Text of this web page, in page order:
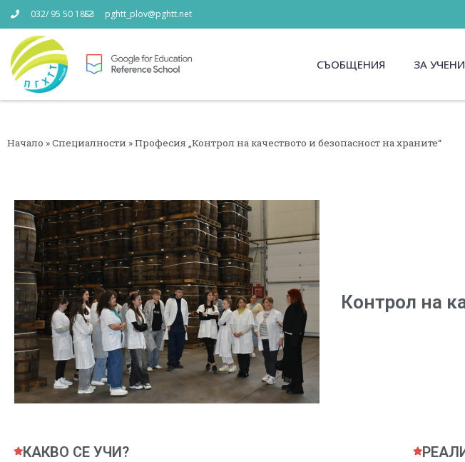
032/ 95 50 18 pghtt_plov@pghtt.net
СЪОБЩЕНИЯ ЗА
Начало »Специалности »Професия „Контрол на качеството и безопасност на храните“
Контрол на
КАКВО СЕ УЧИ?